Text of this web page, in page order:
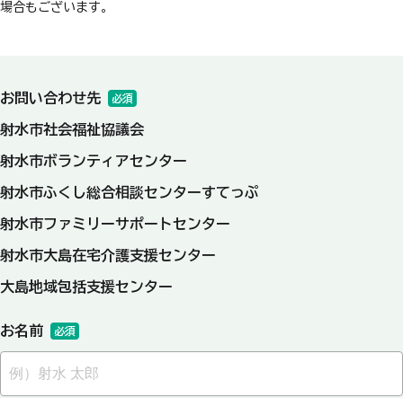
場合もございます。
お問い合わせ先 必須
射水市社会福祉協議会
射水市ボランティアセンター
射水市ふくし総合相談センターすてっぷ
射水市ファミリーサポートセンター
射水市大島在宅介護支援センター
大島地域包括支援センター
お名前 必須